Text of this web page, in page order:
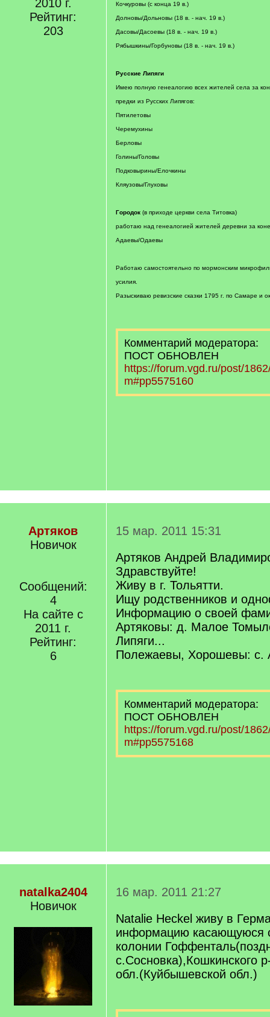
2010 г.
Рейтинг:
203
Кочкуровы (с конца 19 в.)
Долновы/Дольновы (18 в. - нач. 19 в.)
Дасовы/Дасоевы (18 в. - нач. 19 в.)
Рябышкины/Горбуновы (18 в. - нач. 19 в.)
Русские Липяги
Имею полную генеалогию всех жителей села за
предки из Русских Липягов:
Пятилетовы
Черемухины
Берловы
Голины/Головы
Подковырины/Елочкины
Кляузовы/Глуховы
Городок (в приходе церкви села Титовка)
работаю над генеалогией жителей деревни за
Адаевы/Одаевы
Работаю самостоятельно по мормонским
усилия.
Разыскиваю ревизские сказки 1795 г. по Самаре и
Комментарий модератора:
ПОСТ ОБНОВЛЕН
https://forum.vgd.ru/post/
m#pp5575160
Артяков
Новичок
Сообщений:
4
На сайте с
2011 г.
Рейтинг:
6
15 мар. 2011 15:31
Артяков Андрей
Здравствуйте!
Живу в г. Тольятти.
Ищу родственников и
Информацию о своей
Артяковы: д. Малое
Липяги...
Полежаевы, Хорошевы: с.
Комментарий модератора:
ПОСТ ОБНОВЛЕН
https://forum.vgd.ru/post/
m#pp5575168
natalka2404
Новичок
16 мар. 2011 21:27
Natalie Heckel живу в
информацию касающуюся
колонии
с.Сосновка),Кошкинского
обл.(Куйбышевской обл.)